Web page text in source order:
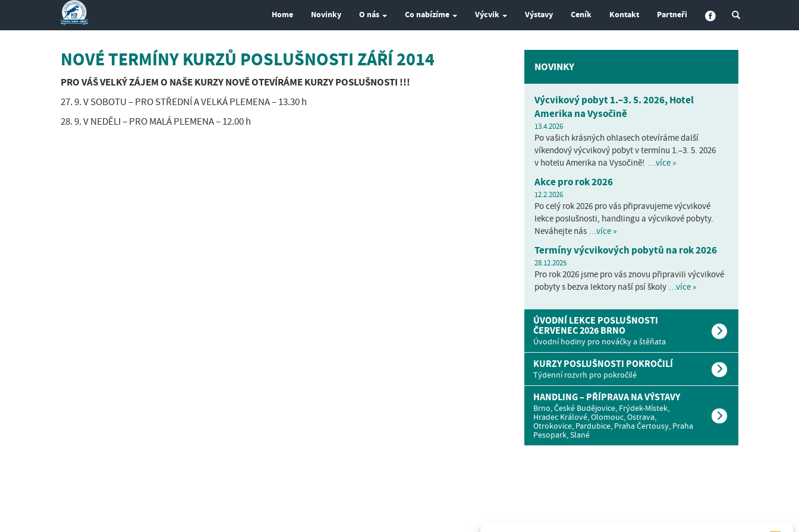
Home Novinky O nás Co nabízíme Výcvik Výstavy Ceník Kontakt Partneři
NOVÉ TERMÍNY KURZŮ POSLUŠNOSTI ZÁŘÍ 2014
PRO VÁŠ VELKÝ ZÁJEM O NAŠE KURZY NOVĚ OTEVÍRÁME KURZY POSLUŠNOSTI !!!
27. 9. V SOBOTU – PRO STŘEDNÍ A VELKÁ PLEMENA – 13.30 h
28. 9. V NEDĚLI – PRO MALÁ PLEMENA – 12.00 h
NOVINKY
Výcvikový pobyt 1.–3. 5. 2026, Hotel
Amerika na Vysočině
13.4.2026
Po vašich krásných ohlasech otevíráme další
víkendový výcvikový pobyt v termínu 1.–3. 5. 2026
v hotelu Amerika na Vysočině! …více »
Akce pro rok 2026
12.2.2026
Po celý rok 2026 pro vás připravujeme výcvikové
lekce poslušnosti, handlingu a výcvikové pobyty.
Neváhejte nás …více »
Termíny výcvikových pobytů na rok 2026
28.12.2025
Pro rok 2026 jsme pro vás znovu připravili výcvikové
pobyty s bezva lektory naší psí školy …více »
ÚVODNÍ LEKCE POSLUŠNOSTI
ČERVENEC 2026 BRNO
Úvodní hodiny pro nováčky a štěňata
KURZY POSLUŠNOSTI POKROČILÍ
Týdenní rozvrh pro pokročilé
HANDLING – PŘÍPRAVA NA VÝSTAVY
Brno, České Budějovice, Frýdek-Místek,
Hradec Králové, Olomouc, Ostrava,
Otrokovice, Pardubice, Praha Čertousy, Praha
Pesopark, Slané